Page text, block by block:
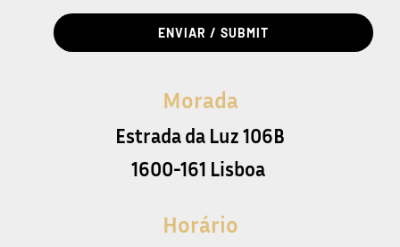
ENVIAR / SUBMIT
Morada
Estrada da Luz 106B
1600-161 Lisboa
Horário